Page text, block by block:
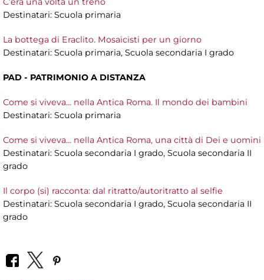
Destinatari: Scuola primaria
La bottega di Eraclito. Mosaicisti per un giorno
Destinatari: Scuola primaria, Scuola secondaria I grado
PAD - PATRIMONIO A DISTANZA
Come si viveva… nella Antica Roma. Il mondo dei bambini
Destinatari: Scuola primaria
Come si viveva… nella Antica Roma, una città di Dei e uomini
Destinatari: Scuola secondaria I grado, Scuola secondaria II
grado
Il corpo (si) racconta: dal ritratto/autoritratto al selfie
Destinatari: Scuola secondaria I grado, Scuola secondaria II
grado